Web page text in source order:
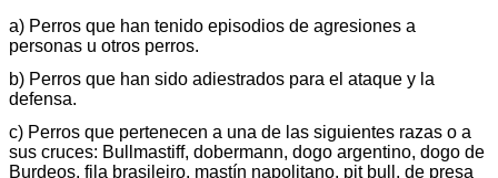
a) Perros que han tenido episodios de agresiones a
personas u otros perros.
b) Perros que han sido adiestrados para el ataque y la
defensa.
c) Perros que pertenecen a una de las siguientes razas o a
sus cruces: Bullmastiff, dobermann, dogo argentino, dogo de
Burdeos, fila brasileiro, mastín napolitano, pit bull, de presa